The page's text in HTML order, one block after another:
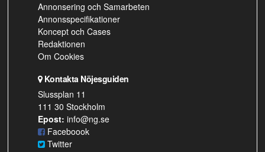
Annonsering och Samarbeten
Annonsspecifikationer
Koncept och Cases
Redaktionen
Om Cookies
Kontakta Nöjesguiden
Slussplan 11
111 30 Stockholm
Epost: info@ng.se
Faceboook
Twitter